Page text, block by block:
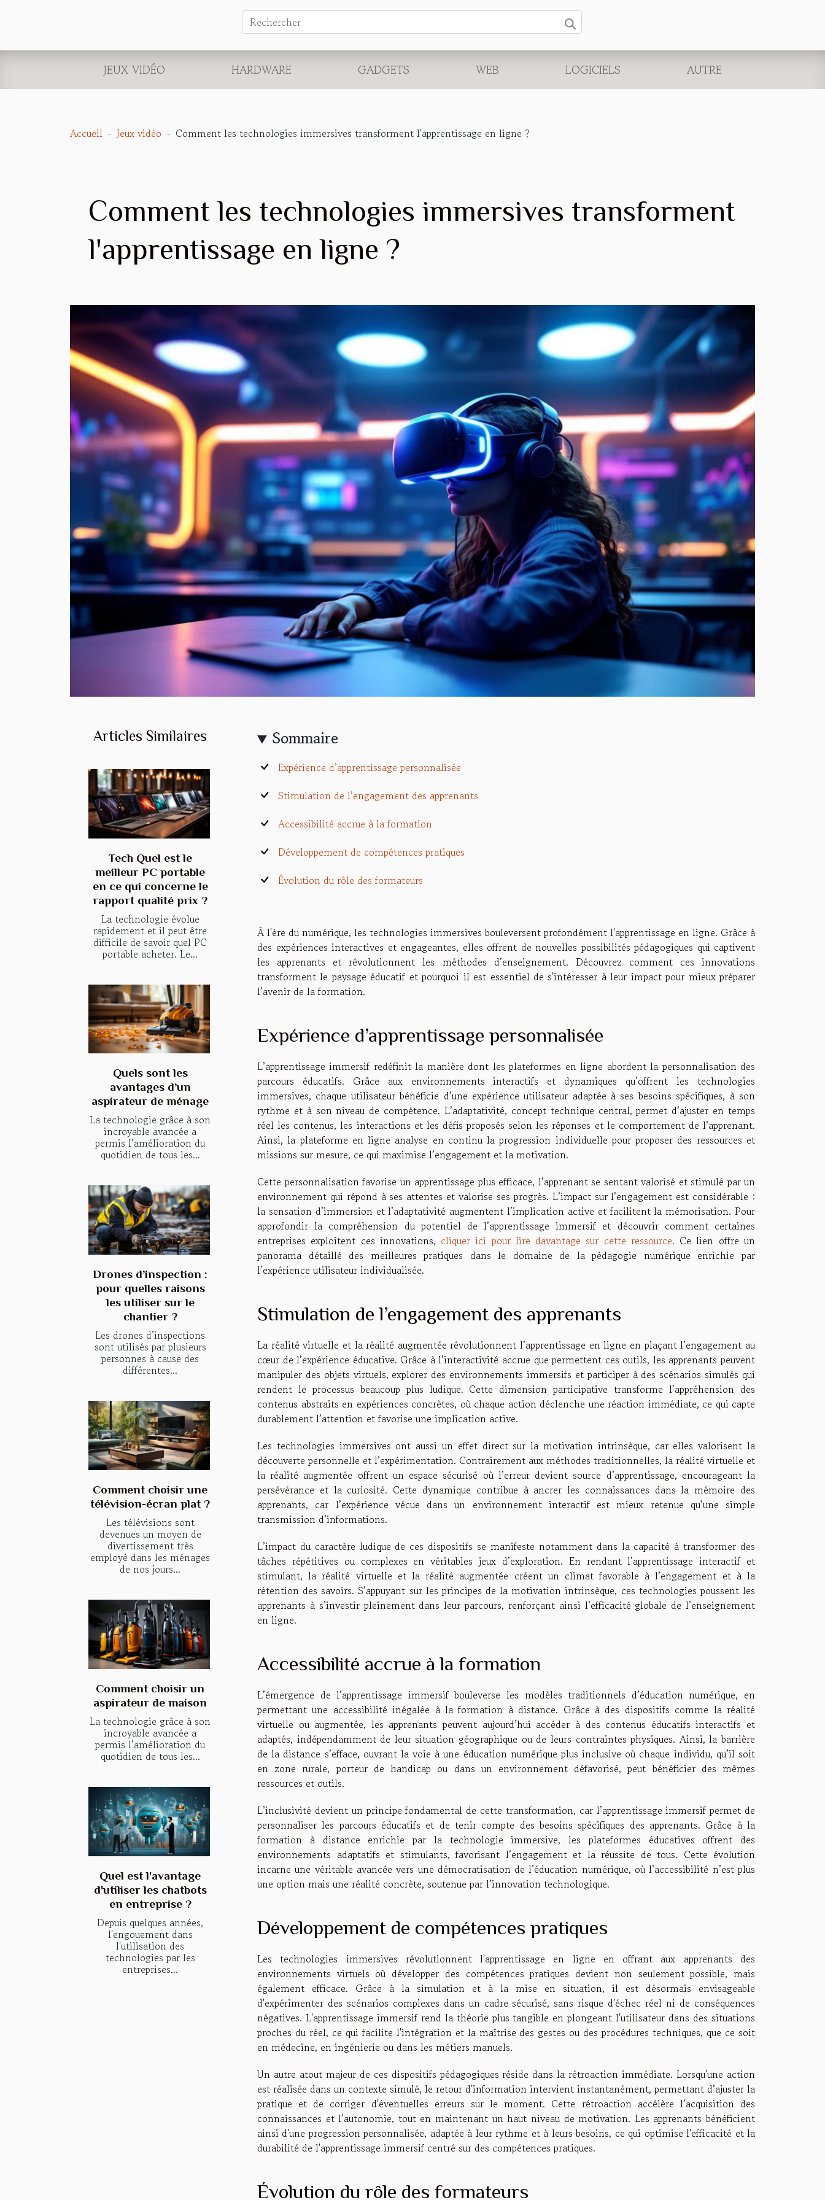
JEUX VIDÉO HARDWARE GADGETS WEB LOGICIELS AUTRE
Accueil Jeux vidéo Comment les technologies immersives transforment l'apprentissage en ligne ?
Comment les technologies immersives transforment
l'apprentissage en ligne ?
Articles Similaires
Tech Quel est le
meilleur PC portable
en ce qui concerne le
rapport qualité prix ?
La technologie évolue
rapidement et il peut être
difficile de savoir quel PC
portable acheter. Le...
Quels sont les
avantages d’un
aspirateur de ménage
La technologie grâce à son
incroyable avancée a
permis l’amélioration du
quotidien de tous les...
Drones d’inspection :
pour quelles raisons
les utiliser sur le
chantier ?
Les drones d’inspections
sont utilisés par plusieurs
personnes à cause des
différentes...
Comment choisir une
télévision-écran plat ?
Les télévisions sont
devenues un moyen de
divertissement très
employé dans les ménages
de nos jours...
Comment choisir un
aspirateur de maison
La technologie grâce à son
incroyable avancée a
permis l’amélioration du
quotidien de tous les...
Quel est l'avantage
d'utiliser les chatbots
en entreprise ?
Depuis quelques années,
l'engouement dans
l'utilisation des
technologies par les
entreprises...
Sommaire
Expérience d’apprentissage personnalisée
Stimulation de l’engagement des apprenants
Accessibilité accrue à la formation
Développement de compétences pratiques
Évolution du rôle des formateurs
À l'ère du numérique, les technologies immersives bouleversent profondément l'apprentissage en ligne. Grâce à
des expériences interactives et engageantes, elles offrent de nouvelles possibilités pédagogiques qui captivent
les apprenants et révolutionnent les méthodes d’enseignement. Découvrez comment ces innovations
transforment le paysage éducatif et pourquoi il est essentiel de s'intéresser à leur impact pour mieux préparer
l’avenir de la formation.
Expérience d’apprentissage personnalisée
L’apprentissage immersif redéfinit la manière dont les plateformes en ligne abordent la personnalisation des
parcours éducatifs. Grâce aux environnements interactifs et dynamiques qu’offrent les technologies
immersives, chaque utilisateur bénéficie d’une expérience utilisateur adaptée à ses besoins spécifiques, à son
rythme et à son niveau de compétence. L’adaptativité, concept technique central, permet d’ajuster en temps
réel les contenus, les interactions et les défis proposés selon les réponses et le comportement de l’apprenant.
Ainsi, la plateforme en ligne analyse en continu la progression individuelle pour proposer des ressources et
missions sur mesure, ce qui maximise l’engagement et la motivation.
Cette personnalisation favorise un apprentissage plus efficace, l’apprenant se sentant valorisé et stimulé par un
environnement qui répond à ses attentes et valorise ses progrès. L’impact sur l’engagement est considérable :
la sensation d’immersion et l’adaptativité augmentent l’implication active et facilitent la mémorisation. Pour
approfondir la compréhension du potentiel de l’apprentissage immersif et découvrir comment certaines
entreprises exploitent ces innovations, cliquer ici pour lire davantage sur cette ressource. Ce lien offre un
panorama détaillé des meilleures pratiques dans le domaine de la pédagogie numérique enrichie par
l’expérience utilisateur individualisée.
Stimulation de l’engagement des apprenants
La réalité virtuelle et la réalité augmentée révolutionnent l’apprentissage en ligne en plaçant l’engagement au
cœur de l’expérience éducative. Grâce à l’interactivité accrue que permettent ces outils, les apprenants peuvent
manipuler des objets virtuels, explorer des environnements immersifs et participer à des scénarios simulés qui
rendent le processus beaucoup plus ludique. Cette dimension participative transforme l’appréhension des
contenus abstraits en expériences concrètes, où chaque action déclenche une réaction immédiate, ce qui capte
durablement l’attention et favorise une implication active.
Les technologies immersives ont aussi un effet direct sur la motivation intrinsèque, car elles valorisent la
découverte personnelle et l’expérimentation. Contrairement aux méthodes traditionnelles, la réalité virtuelle et
la réalité augmentée offrent un espace sécurisé où l’erreur devient source d’apprentissage, encourageant la
persévérance et la curiosité. Cette dynamique contribue à ancrer les connaissances dans la mémoire des
apprenants, car l’expérience vécue dans un environnement interactif est mieux retenue qu’une simple
transmission d’informations.
L’impact du caractère ludique de ces dispositifs se manifeste notamment dans la capacité à transformer des
tâches répétitives ou complexes en véritables jeux d’exploration. En rendant l’apprentissage interactif et
stimulant, la réalité virtuelle et la réalité augmentée créent un climat favorable à l’engagement et à la
rétention des savoirs. S’appuyant sur les principes de la motivation intrinsèque, ces technologies poussent les
apprenants à s’investir pleinement dans leur parcours, renforçant ainsi l’efficacité globale de l’enseignement
en ligne.
Accessibilité accrue à la formation
L’émergence de l’apprentissage immersif bouleverse les modèles traditionnels d’éducation numérique, en
permettant une accessibilité inégalée à la formation à distance. Grâce à des dispositifs comme la réalité
virtuelle ou augmentée, les apprenants peuvent aujourd’hui accéder à des contenus éducatifs interactifs et
adaptés, indépendamment de leur situation géographique ou de leurs contraintes physiques. Ainsi, la barrière
de la distance s’efface, ouvrant la voie à une éducation numérique plus inclusive où chaque individu, qu’il soit
en zone rurale, porteur de handicap ou dans un environnement défavorisé, peut bénéficier des mêmes
ressources et outils.
L’inclusivité devient un principe fondamental de cette transformation, car l’apprentissage immersif permet de
personnaliser les parcours éducatifs et de tenir compte des besoins spécifiques des apprenants. Grâce à la
formation à distance enrichie par la technologie immersive, les plateformes éducatives offrent des
environnements adaptatifs et stimulants, favorisant l’engagement et la réussite de tous. Cette évolution
incarne une véritable avancée vers une démocratisation de l’éducation numérique, où l’accessibilité n’est plus
une option mais une réalité concrète, soutenue par l’innovation technologique.
Développement de compétences pratiques
Les technologies immersives révolutionnent l'apprentissage en ligne en offrant aux apprenants des
environnements virtuels où développer des compétences pratiques devient non seulement possible, mais
également efficace. Grâce à la simulation et à la mise en situation, il est désormais envisageable
d'expérimenter des scénarios complexes dans un cadre sécurisé, sans risque d'échec réel ni de conséquences
négatives. L'apprentissage immersif rend la théorie plus tangible en plongeant l'utilisateur dans des situations
proches du réel, ce qui facilite l'intégration et la maîtrise des gestes ou des procédures techniques, que ce soit
en médecine, en ingénierie ou dans les métiers manuels.
Un autre atout majeur de ces dispositifs pédagogiques réside dans la rétroaction immédiate. Lorsqu'une action
est réalisée dans un contexte simulé, le retour d'information intervient instantanément, permettant d’ajuster la
pratique et de corriger d'éventuelles erreurs sur le moment. Cette rétroaction accélère l’acquisition des
connaissances et l’autonomie, tout en maintenant un haut niveau de motivation. Les apprenants bénéficient
ainsi d'une progression personnalisée, adaptée à leur rythme et à leurs besoins, ce qui optimise l'efficacité et la
durabilité de l'apprentissage immersif centré sur des compétences pratiques.
Évolution du rôle des formateurs